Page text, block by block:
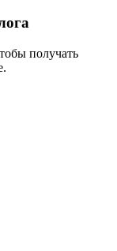
получать